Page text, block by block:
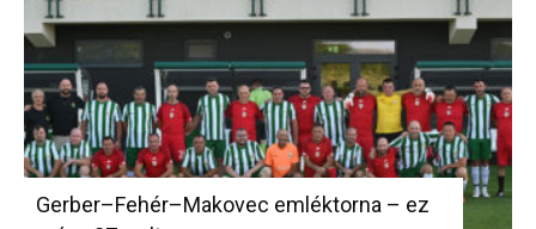
Gerber–Fehér–Makovec emléktorna – ez